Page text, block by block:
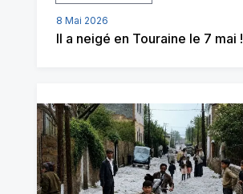
8 Mai 2026
Il a neigé en Touraine le 7 mai !